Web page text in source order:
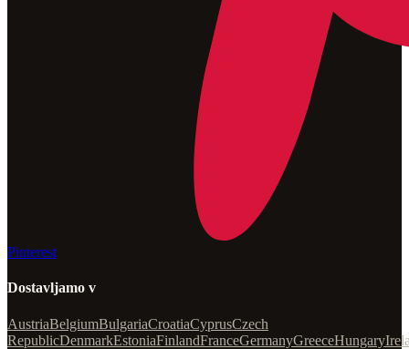
Pinterest
Dostavljamo v
AustriaBelgiumBulgariaCroatiaCyprusCzech
RepublicDenmarkEstoniaFinlandFranceGermanyGreeceHungary